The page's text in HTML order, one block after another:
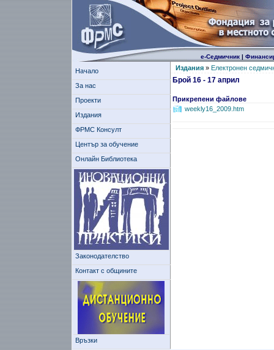
е-Седмичник|
Начало
За нас
Проекти
Издания
ФРМС Консулт
Център за обучение
Онлайн Библиотека
Законодателство
Контакт с общините
Връзки
Издания» Електронен
Брой 16 - 17 април
Прикрепени файлове
weekly16_2009.htm